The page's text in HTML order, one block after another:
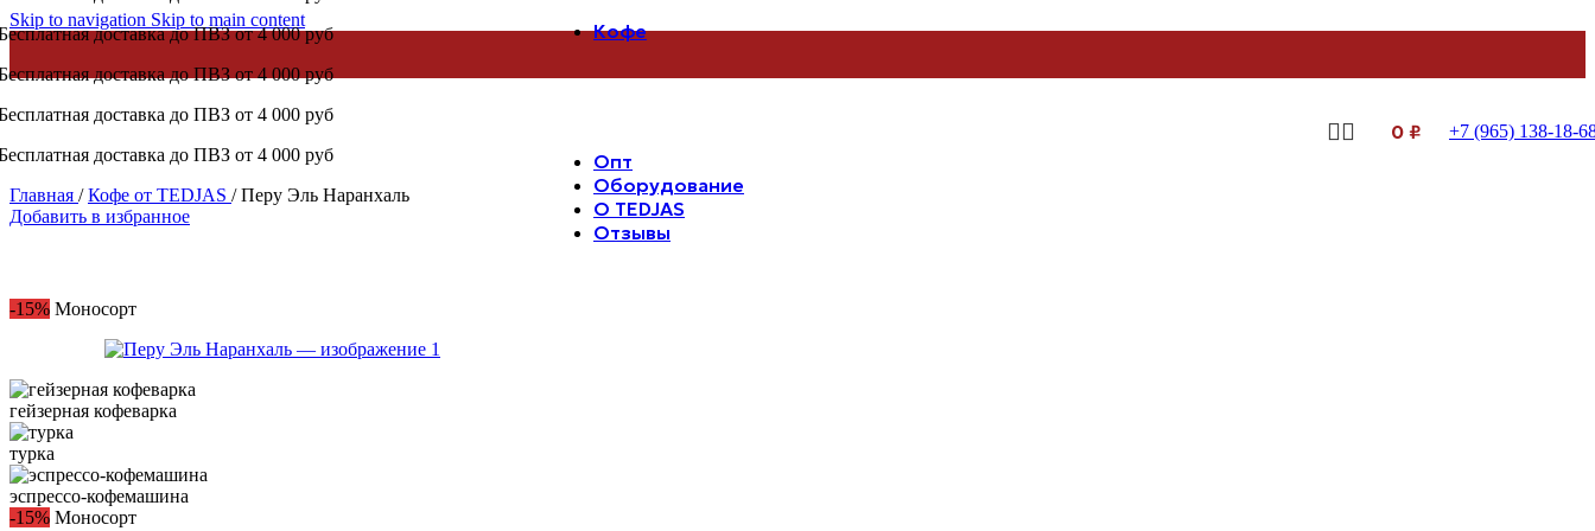
Skip to navigation Skip to main content
доставка до ПВЗ от 4 000 руб
доставка до ПВЗ от 4 000 руб
доставка до ПВЗ от 4 000 руб
доставка до ПВЗ от 4 000 руб
Кофе
Под эспрессо
Опт
Оборудование
О TEDJAS
Отзывы
0 ₽ +7 (965) 138-18-
Главная / Кофе от TEDJAS / Перу Эль Наранхаль
Добавить в избранное
-15% Моносорт
гейзерная кофеварка
турка
эспрессо-кофемашина
-15% Моносорт